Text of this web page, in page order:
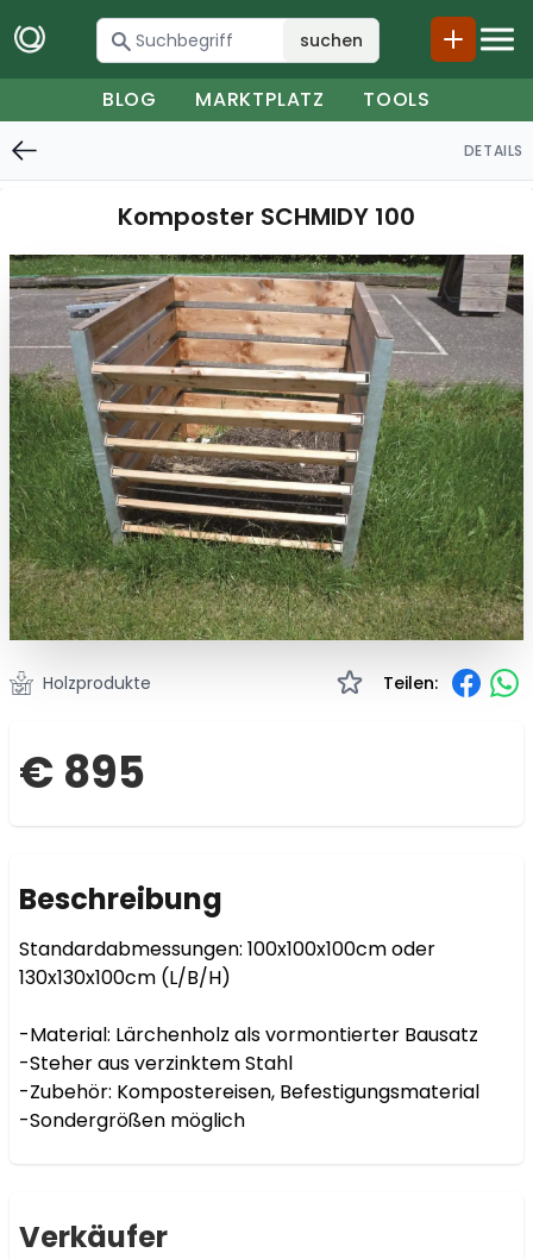
suchen
BLOG MARKTPLATZ TOOLS
DETAILS
Komposter SCHMIDY 100
Holzprodukte Teilen:
€ 895
Beschreibung
Standardabmessungen: 100x100x100cm oder
130x130x100cm (L/B/H)
-Material: Lärchenholz als vormontierter Bausatz
-Steher aus verzinktem Stahl
-Zubehör: Kompostereisen, Befestigungsmaterial
Verkäufer